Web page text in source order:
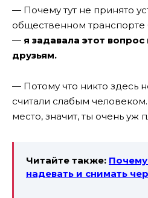
— Почему тут не принято
общественном
— я задавала этот
друзьям.
— Потому что никто здесь
считали слабым
место, значит, ты очень уж
Читайте также:
надевать и снимать